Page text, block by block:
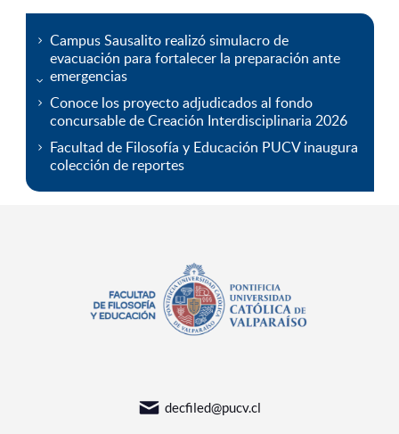
Campus Sausalito realizó simulacro de
evacuación para fortalecer la preparación ante
emergencias
Conoce los proyecto adjudicados al fondo
concursable de Creación Interdisciplinaria 2026
Facultad de Filosofía y Educación PUCV inaugura
colección de reportes
decfiled@pucv.cl